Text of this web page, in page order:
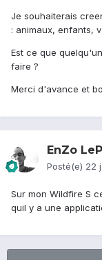
Je souhaiterais
: animaux, enfants,
Est ce que
faire ?
Merci d'avance et
EnZo
Posté(e) 22
Sur mon Wildfire S
quil y a une